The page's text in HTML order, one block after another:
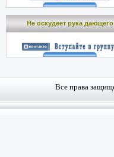
Не оскудеет рука дающего
Все права